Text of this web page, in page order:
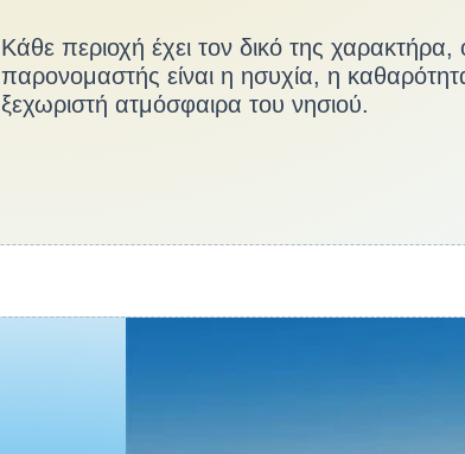
Κάθε περιοχή έχει τον δικό της χαρακτήρα,
παρονομαστής είναι η ησυχία, η
ξεχωριστή ατμόσφαιρα του νησιού.